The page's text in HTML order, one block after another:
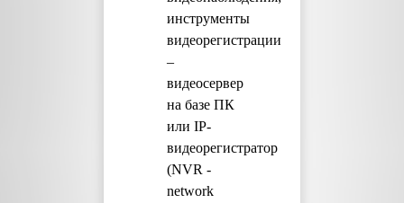
инструменты
видеорегистрации
–
видеосервер
на базе ПК
или IP-
видеорегистратор
(NVR -
network